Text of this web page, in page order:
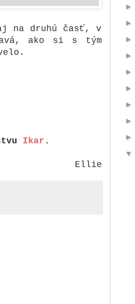
na druhú časť, v
ako si s tým
Ikar .
Ellie
►
►
►
►
►
►
►
►
►
▼